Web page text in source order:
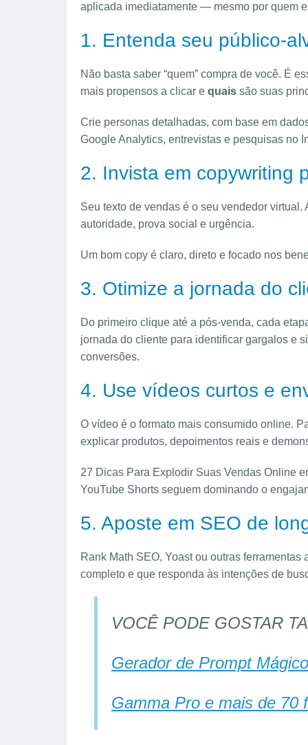
aplicada imediatamente — mesmo por quem
1. Entenda seu público-
Não basta saber “quem” compra de você. É
mais propensos a clicar e quais são suas
Crie personas detalhadas, com base em
Google Analytics, entrevistas e pesquisas no
2. Invista em copywriting
Seu texto de vendas é o seu vendedor
autoridade, prova social e urgência.
Um bom copy é claro, direto e focado nos
3. Otimize a jornada do
Do primeiro clique até a pós-venda, cada
jornada do cliente para identificar gargalos e
conversões.
4. Use vídeos curtos e
O vídeo é o formato mais consumido online.
explicar produtos, depoimentos reais e
27 Dicas Para Explodir Suas Vendas Online
YouTube Shorts seguem dominando o
5. Aposte em SEO de
Rank Math SEO, Yoast ou outras
completo e que responda às intenções de
VOCÊ PODE GOSTAR
Gerador de Prompt
Gamma Pro e mais de 70